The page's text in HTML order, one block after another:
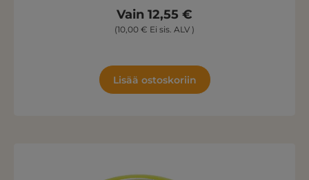
Vain 12,55 €
(10,00 € Ei sis. ALV )
Lisää ostoskoriin